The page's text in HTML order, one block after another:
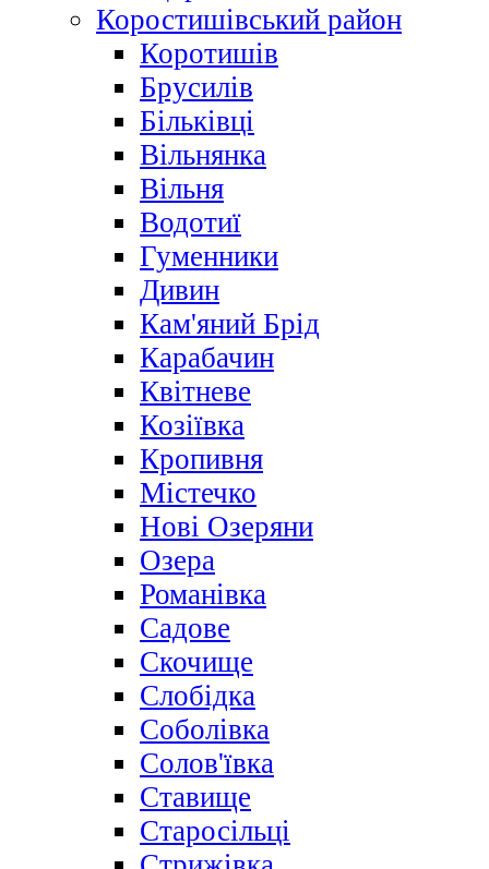
Коростишівський район
Коротишів
Брусилів
Більківці
Вільнянка
Вільня
Водотиї
Гуменники
Дивин
Кам'яний Брід
Карабачин
Квітневе
Козіївка
Кропивня
Містечко
Нові Озеряни
Озера
Романівка
Садове
Скочище
Слобідка
Соболівка
Солов'ївка
Ставище
Старосільці